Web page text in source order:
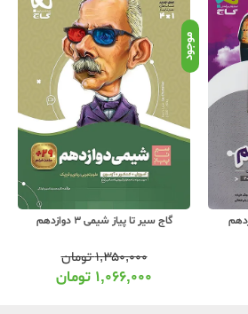
موجود
گاج سیر تا پیاز شیمی 3 دوازدهم
۱,۳۵۰,۰۰۰تومان
۱,۰۶۶,۰۰۰ تومان